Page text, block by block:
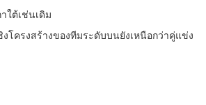
ใต้เช่นเดิม
ครงสร้างของทีมระดับบนยังเหนือกว่าคู่แข่ง